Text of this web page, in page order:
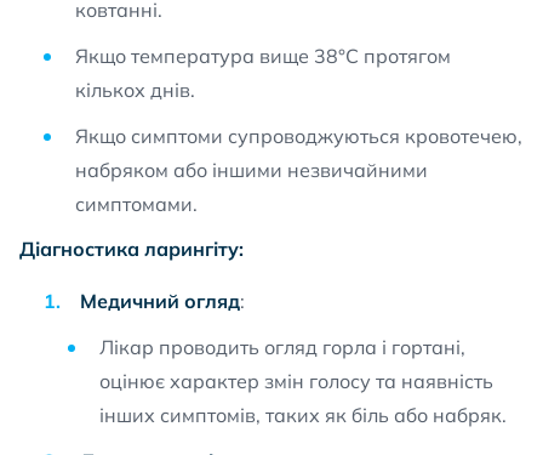
ковтанні.
Якщо температура вище 38°C протягом
кількох днів.
Якщо симптоми супроводжуються кровотечею,
набряком або іншими незвичайними
симптомами.
Діагностика ларингіту:
Медичний огляд:
Лікар проводить огляд горла і гортані,
оцінює характер змін голосу та наявність
інших симптомів, таких як біль або набряк.